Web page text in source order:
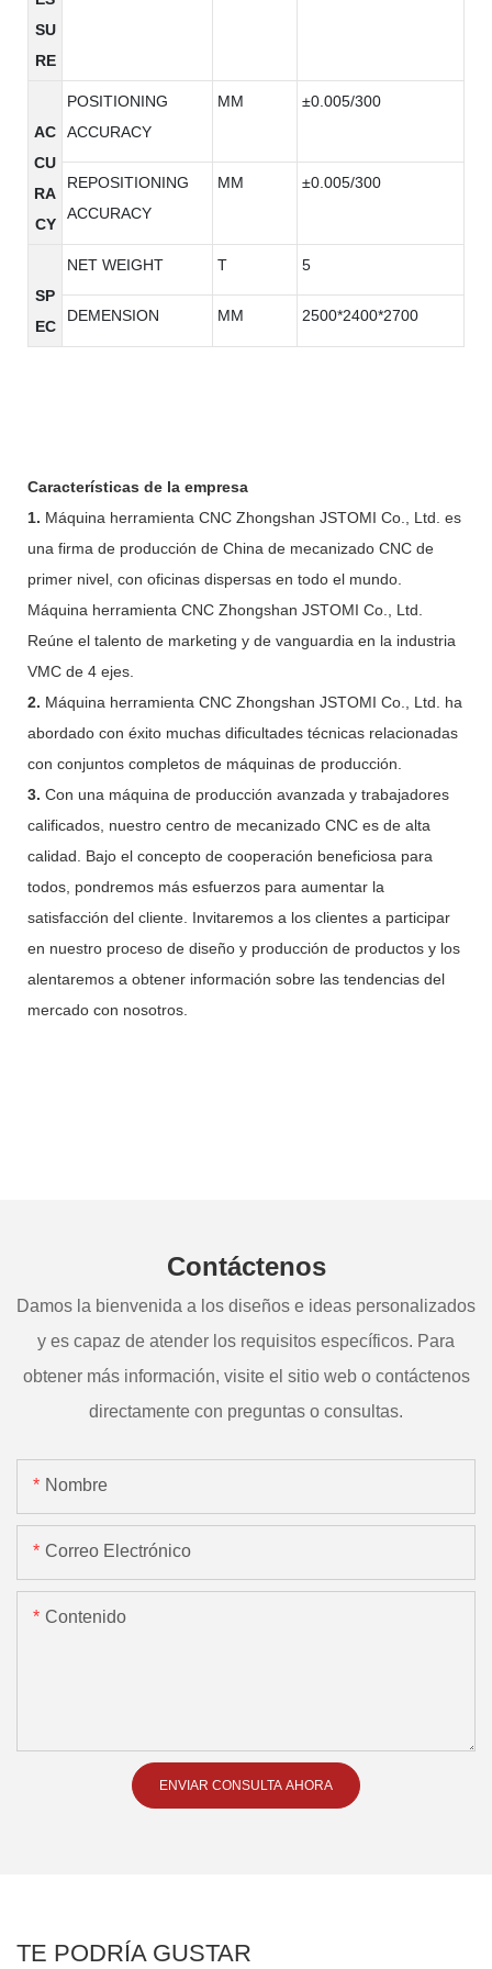
SU
RE
AC
CU
RA
CY
POSITIONING
ACCURACY
MM ±0.005/300
REPOSITIONING
ACCURACY
MM ±0.005/300
SP
EC
NET WEIGHT T 5
DEMENSION MM 2500*2400*2700
Características de la empresa
1. Máquina herramienta CNC Zhongshan JSTOMI Co., Ltd. es
una firma de producción de China de mecanizado CNC de
primer nivel, con oficinas dispersas en todo el mundo.
Máquina herramienta CNC Zhongshan JSTOMI Co., Ltd.
Reúne el talento de marketing y de vanguardia en la industria
VMC de 4 ejes.
2. Máquina herramienta CNC Zhongshan JSTOMI Co., Ltd. ha
abordado con éxito muchas dificultades técnicas relacionadas
con conjuntos completos de máquinas de producción.
3. Con una máquina de producción avanzada y trabajadores
calificados, nuestro centro de mecanizado CNC es de alta
calidad. Bajo el concepto de cooperación beneficiosa para
todos, pondremos más esfuerzos para aumentar la
satisfacción del cliente. Invitaremos a los clientes a participar
en nuestro proceso de diseño y producción de productos y los
alentaremos a obtener información sobre las tendencias del
mercado con nosotros.
Contáctenos
Damos la bienvenida a los diseños e ideas personalizados
y es capaz de atender los requisitos específicos. Para
obtener más información, visite el sitio web o contáctenos
directamente con preguntas o consultas.
Nombre
Correo Electrónico
Contenido
ENVIAR CONSULTA AHORA
TE PODRÍA GUSTAR